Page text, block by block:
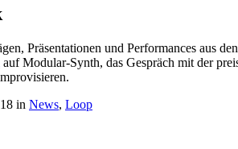
Präsentationen und Performances aus
auf Modular-Synth, das Gespräch mit der
in News, Loop